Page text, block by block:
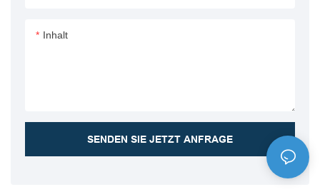
Inhalt
SENDEN SIE JETZT ANFRAGE